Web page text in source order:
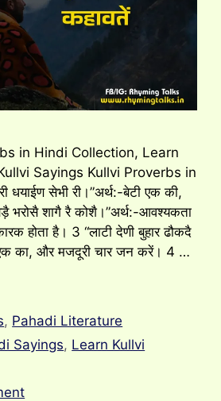
in Hindi Collection, Learn
Sayings Kullvi Proverbs in
धयाईण सेभी री।”अर्थ:-बेटी एक की,
भरोसै शागै रै कोशै।”अर्थ:-आवश्यकता
होता है। 3 “लाटी देणी बुहार ढौकदै
एक का, और मजदूरी चार जन करें। 4 …
, Pahadi Literature
Sayings, Learn Kullvi